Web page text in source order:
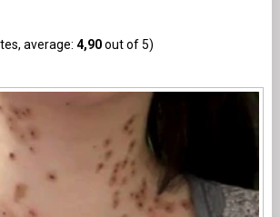
average: 4,90out of 5)